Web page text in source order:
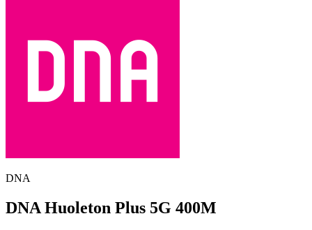
DNA
DNA Huoleton Plus 5G 400M